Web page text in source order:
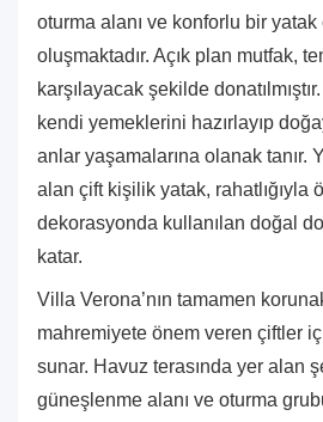
oturma alanı ve konforlu bir yatak
oluşmaktadır. Açık plan mutfak,
karşılayacak şekilde
kendi yemeklerini hazırlayıp
anlar yaşamalarına olanak tanır.
alan çift kişilik yatak, rahatlığıyla
dekorasyonda kullanılan doğal
katar.
Villa Verona’nın tamamen
mahremiyete önem veren çiftler
sunar. Havuz terasında yer alan
güneşlenme alanı ve oturma